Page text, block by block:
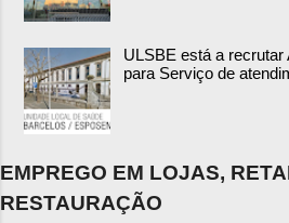
ULSBE está a
para Serviço de
EMPREGO EM LOJAS,
RESTAURAÇÃO